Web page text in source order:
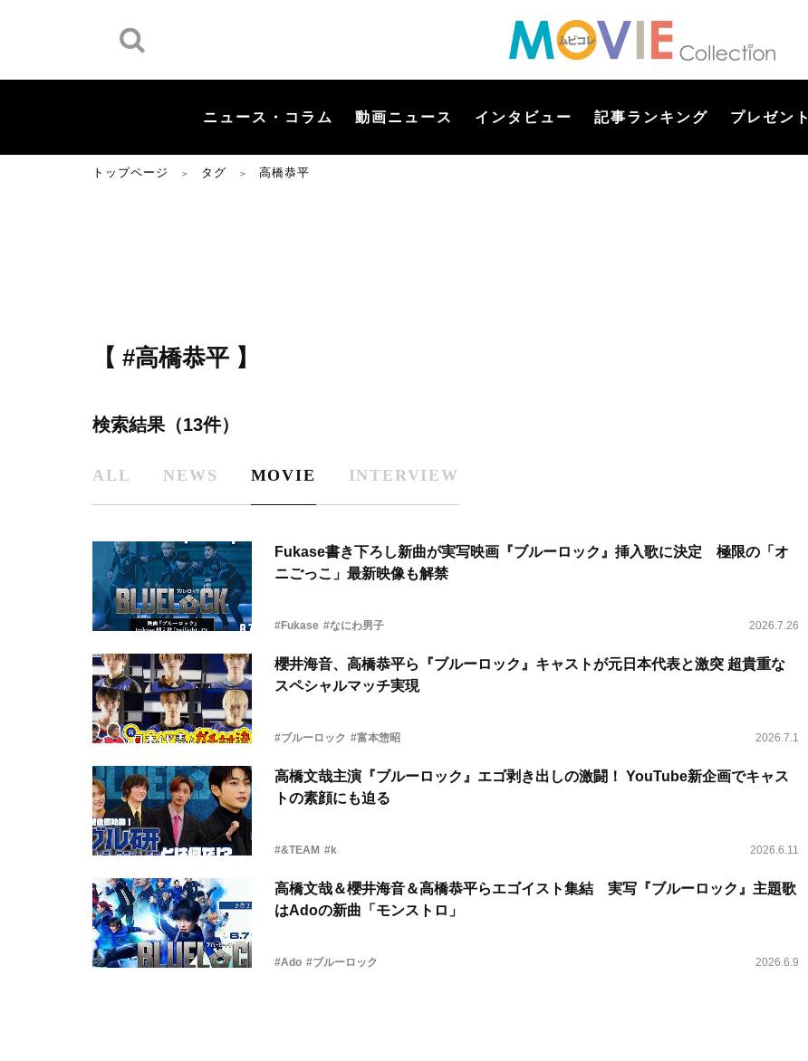
ニュース・コラム 動画ニュース インタビュー 記事ランキング プレゼント
トップページ ＞ タグ ＞ 高橋恭平
【 #高橋恭平 】
検索結果（13件）
ALL NEWS MOVIE INTERVIEW
Fukase書き下ろし新曲が実写映画『ブルーロック』挿入歌に決定 極限の「オ
ニごっこ」最新映像も解禁
#Fukase #なにわ男子 2026.7.26
櫻井海音、高橋恭平ら『ブルーロック』キャストが元日本代表と激突 超貴重な
スペシャルマッチ実現
#ブルーロック #富本惣昭 2026.7.1
高橋文哉主演『ブルーロック』エゴ剥き出しの激闘！ YouTube新企画でキャス
トの素顔にも迫る
#&TEAM #k 2026.6.11
高橋文哉＆櫻井海音＆高橋恭平らエゴイスト集結 実写『ブルーロック』主題歌
はAdoの新曲「モンストロ」
#Ado #ブルーロック 2026.6.9